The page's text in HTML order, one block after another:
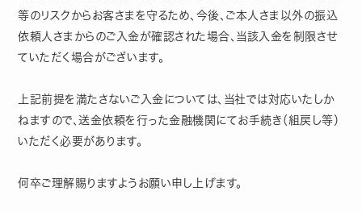
等のリスクからお客さまを守るため、今後、ご本人さま以外の振込
依頼人さまからのご入金が確認された場合、当該入金を制限させ
ていただく場合がございます。
上記前提を満たさないご入金については、当社では対応いたしか
ねますので、送金依頼を行った金融機関にてお手続き（組戻し等）
いただく必要があります。
何卒ご理解賜りますようお願い申し上げます。